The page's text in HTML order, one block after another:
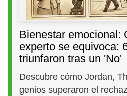
Bienestar emocional:
experto se equivoca:
triunfaron tras un 'No'
Descubre cómo Jordan,
genios superaron el